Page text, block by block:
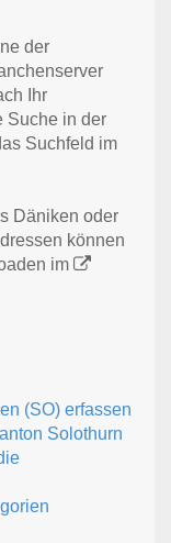
der
Ihr
Suche in der
Suchfeld im
Däniken oder
können
im
(SO) erfassen
Solothurn